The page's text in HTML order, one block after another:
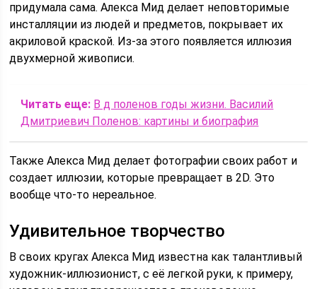
придумала сама. Алекса Мид делает неповторимые
инсталляции из людей и предметов, покрывает их
акриловой краской. Из-за этого появляется иллюзия
двухмерной живописи.
Читать еще: В д поленов годы жизни. Василий
Дмитриевич Поленов: картины и биография
Также Алекса Мид делает фотографии своих работ и
создает иллюзии, которые превращает в 2D. Это
вообще что-то нереальное.
Удивительное творчество
В своих кругах Алекса Мид известна как талантливый
художник-иллюзионист, с её легкой руки, к примеру,